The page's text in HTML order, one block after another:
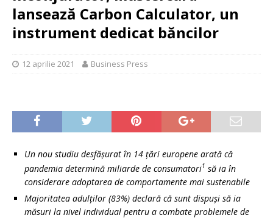
lansează Carbon Calculator, un
instrument dedicat băncilor
12 aprilie 2021 Business Press
Un nou studiu desfășurat în 14 țări europene arată că
pandemia determină miliarde de consumatori1 să ia în
considerare adoptarea de comportamente mai sustenabile
Majoritatea adulților (83%) declară că sunt dispuși să ia
măsuri la nivel individual pentru a combate problemele de